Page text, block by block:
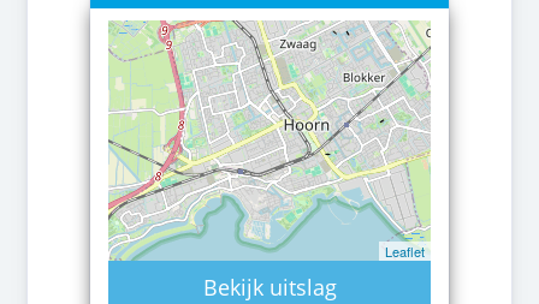
Leaflet
Bekijk uitslag